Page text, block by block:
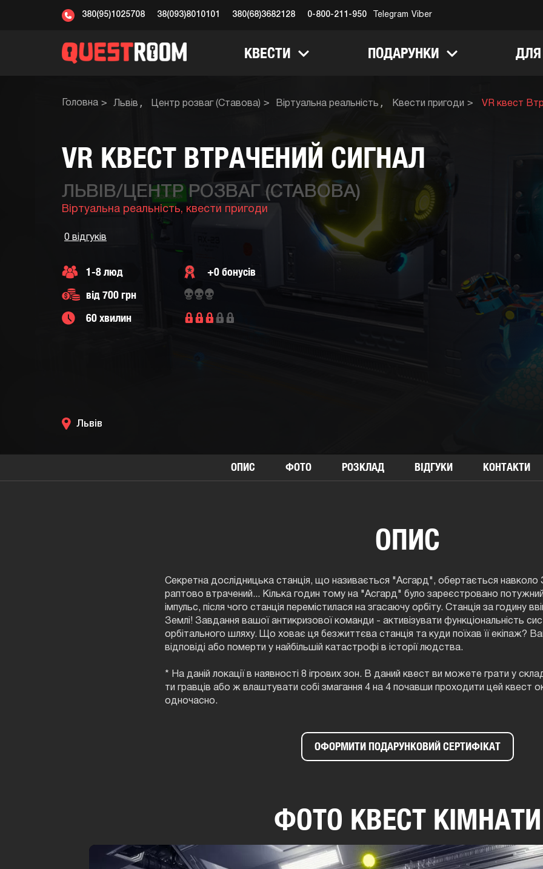
380(95)1025708 38(093)8010101 380(68)3682128 0-800-211-950 Telegram Viber
КВЕСТИ ПОДАРУНКИ ДЛЯ
Головна Львів Центр розваг (Ставова) Віртуальна реальність Квести пригоди VR квест
VR КВЕСТ ВТРАЧЕНИЙ СИГНАЛ
ЛЬВІВ/ЦЕНТР РОЗВАГ (СТАВОВА)
Віртуальна реальність, квести пригоди
0 відгуків
1-8 люд
+0 бонусів
від 700 грн
60 хвилин
Львів
ОПИС ФОТО РОЗКЛАД ВІДГУКИ КОНТАКТИ
ОПИС
Секретна дослідницька станція, що називається "Асгард", обертається навколо
раптово втрачений... Кілька годин тому на "Асгард" було зареєстровано
імпульс, після чого станція перемістилася на згасаючу орбіту. Станція за годину
Землі! Завдання вашої антикризової команди - активізувати функціональність
орбітального шляху. Що ховає ця безжиттєва станція та куди поїхав її екіпаж?
відповіді або померти у найбільшій катастрофі в історії людства.
* На даній локації в наявності 8 ігрових зон. В даний квест ви можете грати у
ти гравців або ж влаштувати собі змагання 4 на 4 почавши проходити цей квест
одночасно.
ОФОРМИТИ ПОДАРУНКОВИЙ СЕРТИФІКАТ
ФОТО КВЕСТ КІМНАТИ